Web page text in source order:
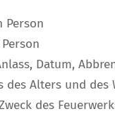
Person
Datum,
des Alters und des
des